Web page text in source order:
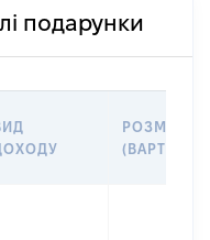
подарунки
РОЗМІР
(ВАРТІСТЬ)